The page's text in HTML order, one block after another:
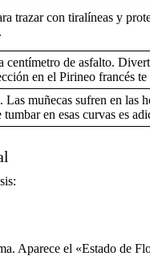
trazar con tiralíneas y
centímetro de asfalto.
en el Pirineo francés te
Las muñecas sufren en las
en esas curvas es
Aparece el «Estado de